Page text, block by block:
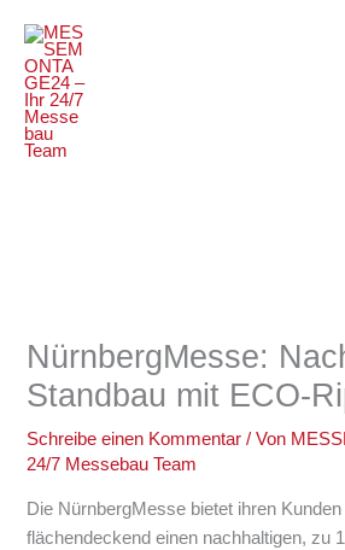
Inhalt
springen
NürnbergMesse:
Standbau mit ECO-
Schreibe einen Kommentar / Von
24/7 Messebau Team
Die NürnbergMesse bietet ihren
flächendeckend einen nachhaltigen, zu